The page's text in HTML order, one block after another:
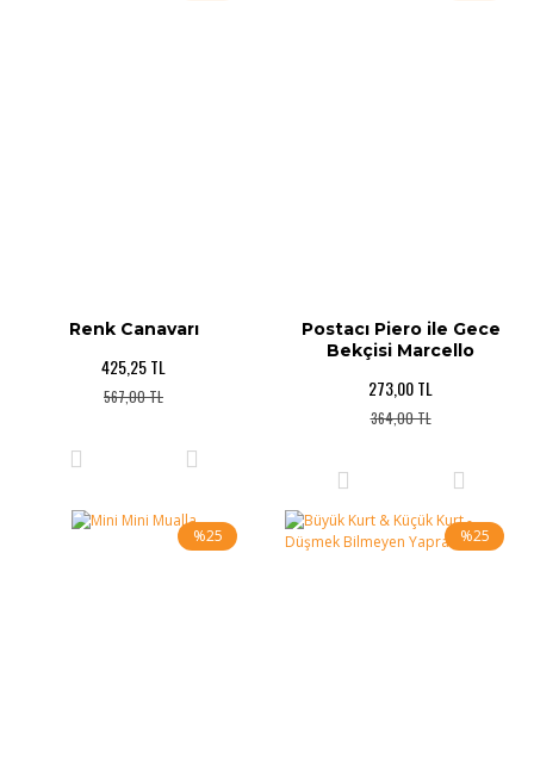
Renk Canavarı
425,25 TL
567,00 TL
Postacı Piero ile Gece
Bekçisi Marcello
273,00 TL
364,00 TL
%25 %25